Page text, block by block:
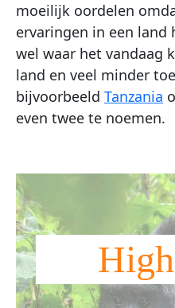
moeilijk oordelen
ervaringen in een land
wel waar het vandaag
land en veel minder
bijvoorbeeld Tanzania
even twee te noemen.